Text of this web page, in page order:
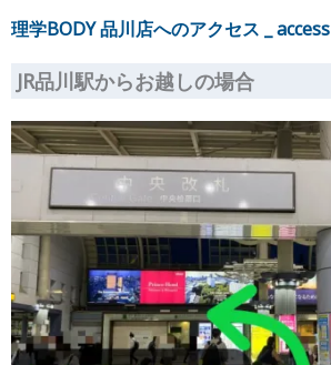
理学BODY 品川店へのアクセス _ access
JR品川駅からお越しの場合